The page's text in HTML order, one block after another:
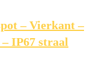
– Vierkant –
IP67 straal